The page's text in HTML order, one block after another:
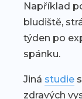
Například
bludiště,
týden po
spánku.
Jiná studie
zdravých